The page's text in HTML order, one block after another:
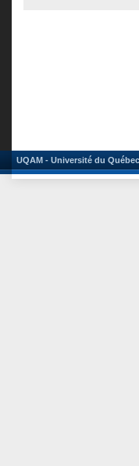
UQAM - Université du